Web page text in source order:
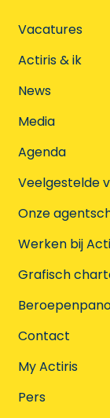
Vacatures
Actiris & ik
News
Media
Agenda
Veelgestelde
Onze
Werken bij
Grafisch
Contact
My Actiris
Pers